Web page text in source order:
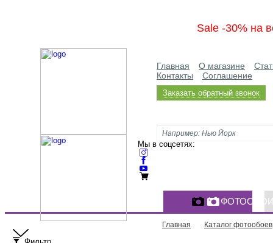
Sale -30% на
Главная О магазине
Контакты
Соглашение
Заказать обратный звонок
Мы в соцсетях:
Главная Каталог фотообоев